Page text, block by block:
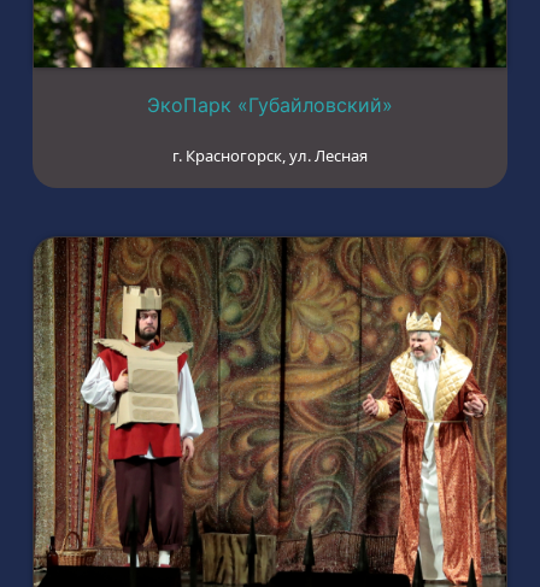
ЭкоПарк «Губайловский»
г. Красногорск, ул. Лесная